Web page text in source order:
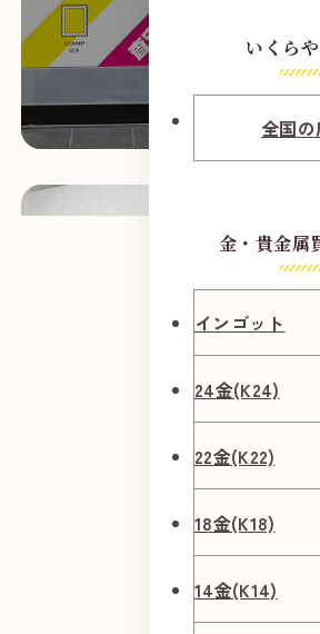
いくら
全国
金・貴金属
インゴット
24金(K24)
22金(K22)
18金(K18)
14金(K14)